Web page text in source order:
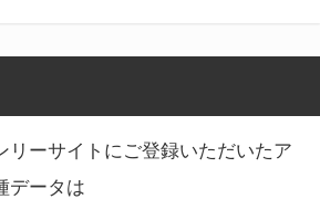
リーサイトにご登録いただいたア
データは